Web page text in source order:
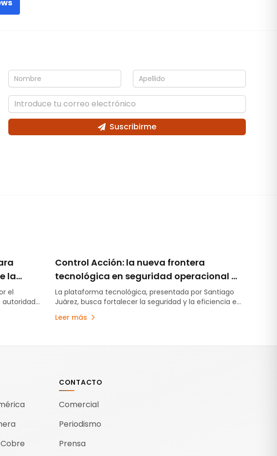
Suscribirme
la
el
de
la
Control Acción: la nueva frontera
tecnológica en seguridad operacional y
eficiencia minera
La plataforma tecnológica, presentada por Santiago
Juárez, busca fortalecer la seguridad y la eficiencia en
las operaciones mineras mediante inteligencia
artificial, geolocalización y monitoreo en tiempo real.
Leer más
CONTACTO
Comercial
Periodismo
Prensa